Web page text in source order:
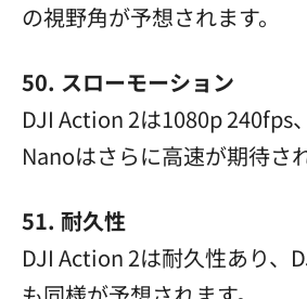
の視野角が予想されます。
50. スローモーション
DJI Action 2は1080p 240fps
Nanoはさらに高速が期待さ
51. 耐久性
DJI Action 2は耐久性あり、